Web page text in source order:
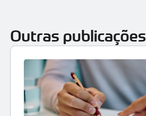
Outras publicações